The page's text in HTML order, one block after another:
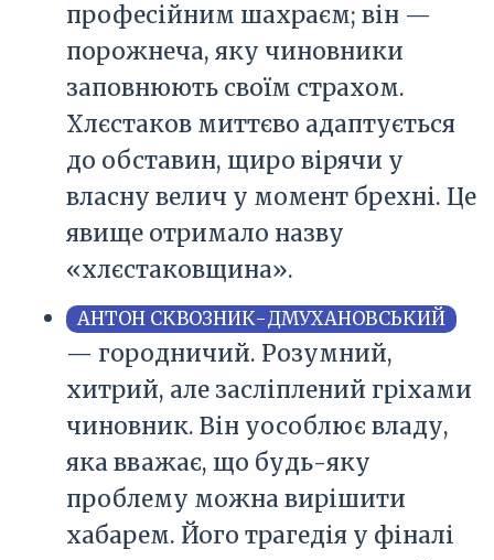
професійним шахраєм; він —
порожнеча, яку чиновники
заповнюють своїм страхом.
Хлєстаков миттєво адаптується
до обставин, щиро вірячи у
власну велич у момент брехні. Це
явище отримало назву
«хлєстаковщина».
АНТОН СКВОЗНИК-ДМУХАНОВСЬКИЙ
— городничий. Розумний,
хитрий, але засліплений гріхами
чиновник. Він уособлює владу,
яка вважає, що будь-яку
проблему можна вирішити
хабарем. Його трагедія у фіналі